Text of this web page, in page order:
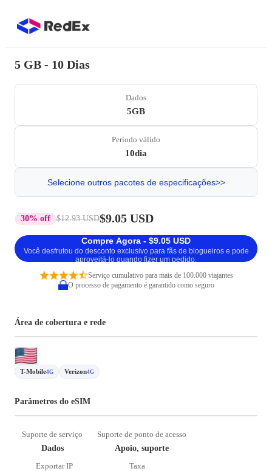
5 GB - 10 Dias
Dados
5GB
Período válido
10dia
Selecione outros pacotes de especificações>>
30% off $12.93 USD$9.05 USD
Compre Agora - $9.05 USD
Você desfrutou do desconto exclusivo para fãs de blogueiros e pode
aproveitá-lo quando fizer um pedido.
Serviço cumulativo para mais de 100.000 viajantes
O processo de pagamento é garantido como seguro
Área de cobertura e rede
T-Mobile4G Verizon4G
Parâmetros do eSIM
Suporte de serviço
Dados
Suporte de ponto de acesso
Apoio, suporte
Exportar IP
Taxa